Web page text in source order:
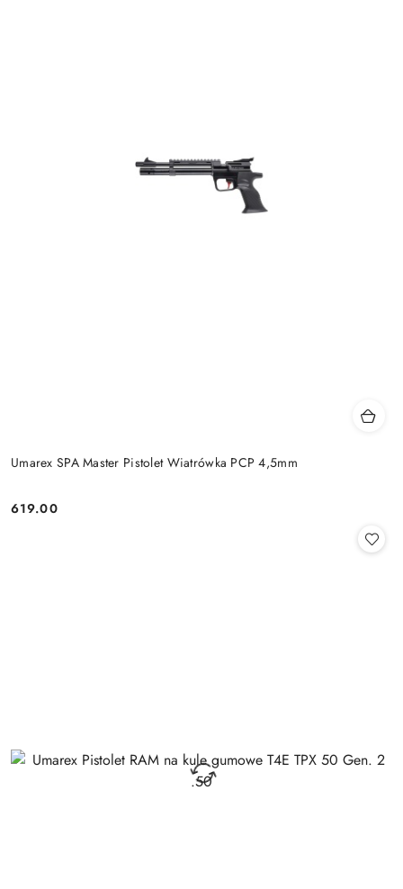
Umarex SPA Master Pistolet Wiatrówka PCP 4,5mm
Cena:
619.00